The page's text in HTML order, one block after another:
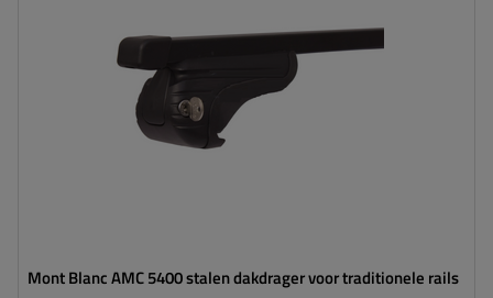
Mont Blanc AMC 5400 stalen dakdrager voor traditionele rails